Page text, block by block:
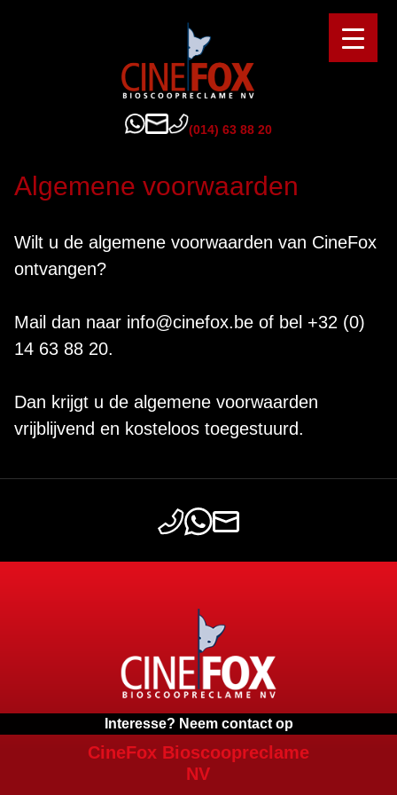
(014) 63 88 20
Algemene voorwaarden
Wilt u de algemene voorwaarden van CineFox
ontvangen?
Mail dan naar info@cinefox.be of bel +32 (0)
14 63 88 20.
Dan krijgt u de algemene voorwaarden
vrijblijvend en kosteloos toegestuurd.
Interesse? Neem contact op
CineFox Bioscoopreclame
NV